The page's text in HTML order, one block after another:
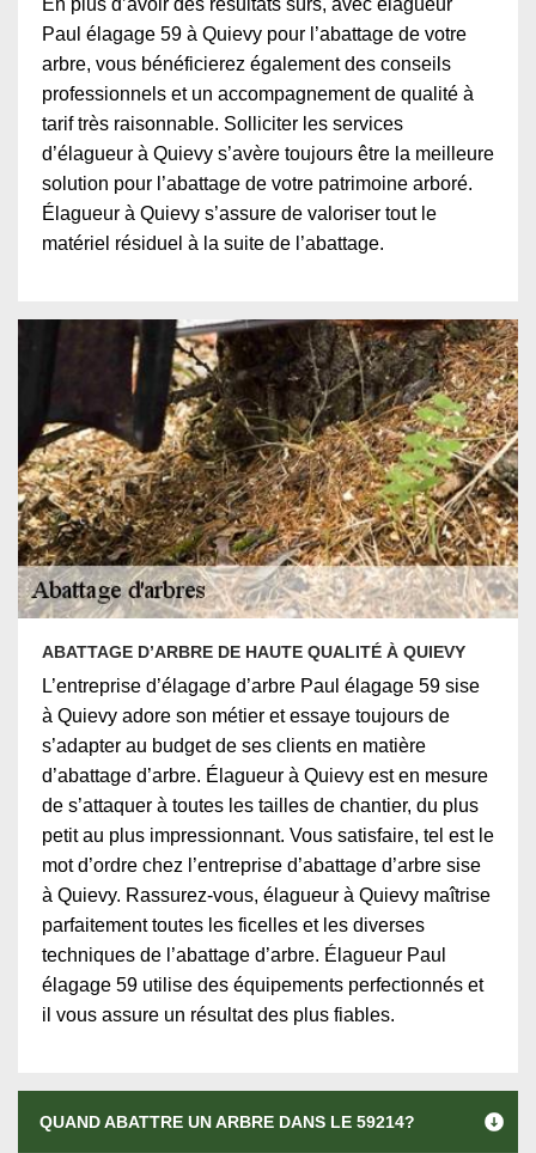
En plus d’avoir des résultats sûrs, avec élagueur
Paul élagage 59 à Quievy pour l’abattage de votre
arbre, vous bénéficierez également des conseils
professionnels et un accompagnement de qualité à
tarif très raisonnable. Solliciter les services
d’élagueur à Quievy s’avère toujours être la meilleure
solution pour l’abattage de votre patrimoine arboré.
Élagueur à Quievy s’assure de valoriser tout le
matériel résiduel à la suite de l’abattage.
ABATTAGE D’ARBRE DE HAUTE QUALITÉ À QUIEVY
L’entreprise d’élagage d’arbre Paul élagage 59 sise
à Quievy adore son métier et essaye toujours de
s’adapter au budget de ses clients en matière
d’abattage d’arbre. Élagueur à Quievy est en mesure
de s’attaquer à toutes les tailles de chantier, du plus
petit au plus impressionnant. Vous satisfaire, tel est le
mot d’ordre chez l’entreprise d’abattage d’arbre sise
à Quievy. Rassurez-vous, élagueur à Quievy maîtrise
parfaitement toutes les ficelles et les diverses
techniques de l’abattage d’arbre. Élagueur Paul
élagage 59 utilise des équipements perfectionnés et
il vous assure un résultat des plus fiables.
QUAND ABATTRE UN ARBRE DANS LE 59214?